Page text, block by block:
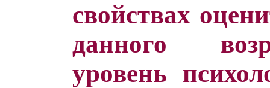
свойствах
данного
уровень